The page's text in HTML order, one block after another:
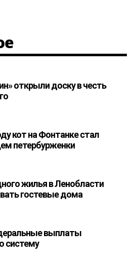
открыли доску в честь
кот на Фонтанке стал
петербурженки
жилья в Ленобласти
гостевые дома
выплаты
систему